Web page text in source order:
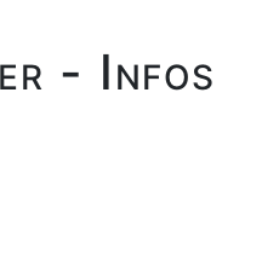
- Infos